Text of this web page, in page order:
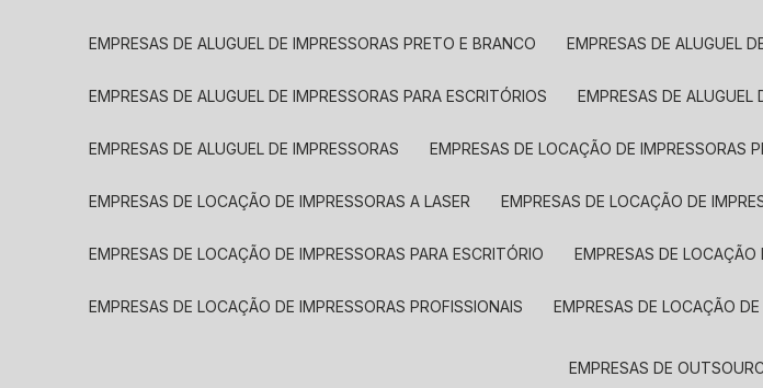
EMPRESAS DE ALUGUEL DE IMPRESSORAS PRETO E BRANCO EMPRESAS DE ALUGUEL
EMPRESAS DE ALUGUEL DE IMPRESSORAS PARA ESCRITÓRIOS EMPRESAS DE
EMPRESAS DE ALUGUEL DE IMPRESSORAS EMPRESAS DE LOCAÇÃO DE IMPRESSORAS
EMPRESAS DE LOCAÇÃO DE IMPRESSORAS A LASER EMPRESAS DE LOCAÇÃO DE
EMPRESAS DE LOCAÇÃO DE IMPRESSORAS PARA ESCRITÓRIO EMPRESAS DE
EMPRESAS DE LOCAÇÃO DE IMPRESSORAS PROFISSIONAIS EMPRESAS DE LOCAÇÃO
EMPRESAS DE